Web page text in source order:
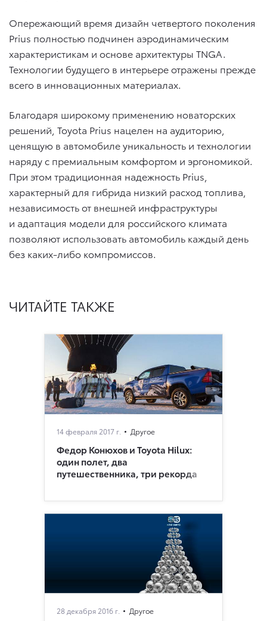
Опережающий время дизайн четвертого поколения
Prius полностью подчинен аэродинамическим
характеристикам и основе архитектуры TNGA.
Технологии будущего в интерьере отражены прежде
всего в инновационных материалах.
Благодаря широкому применению новаторских
решений, Toyota Prius нацелен на аудиторию,
ценящую в автомобиле уникальность и технологии
наряду с премиальным комфортом и эргономикой.
При этом традиционная надежность Prius,
характерный для гибрида низкий расход топлива,
независимость от внешней инфраструктуры
и адаптация модели для российского климата
позволяют использовать автомобиль каждый день
без каких-либо компромиссов.
ЧИТАЙТЕ ТАКЖЕ
14 февраля 2017 г. Другое
Федор Конюхов и Toyota Hilux:
один полет, два
путешественника, три рекорда
28 декабря 2016 г. Другое